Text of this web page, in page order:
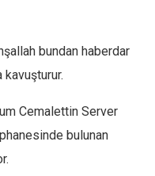
bundan haberdar
Cemalettin Server
bulunan